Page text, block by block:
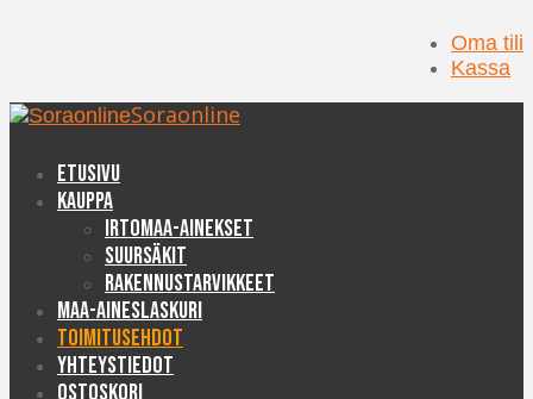
Oma tili
Kassa
Soraonline
Etusivu
Kauppa
Irtomaa-ainekset
Suursäkit
Rakennustarvikkeet
Maa-aineslaskuri
Toimitusehdot
Yhteystiedot
Ostoskori